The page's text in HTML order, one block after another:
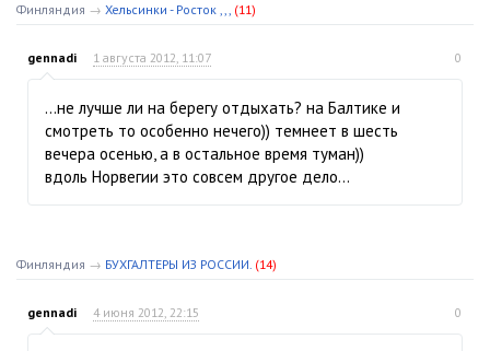
Финляндия → Хельсинки - Росток ,,, (11)
gennadi 1 августа 2012, 11:07 0
...не лучше ли на берегу отдыхать? на Балтике и
смотреть то особенно нечего)) темнеет в шесть
вечера осенью, а в остальное время туман))
вдоль Норвегии это совсем другое дело...
Финляндия → БУХГАЛТЕРЫ ИЗ РОССИИ. (14)
gennadi 4 июня 2012, 22:15 0